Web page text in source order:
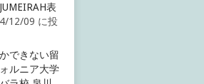
表
12/09 に投
できない留
ルニア大学